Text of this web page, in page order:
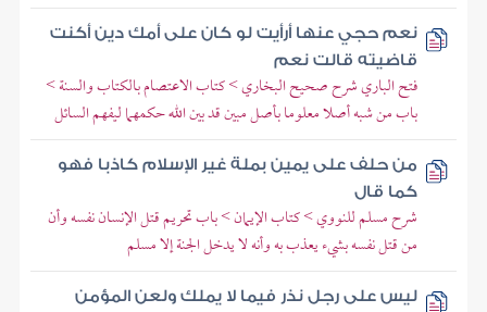
نعم حجي عنها أرأيت لو كان على أمك دين أكنت
قاضيته قالت نعم
فتح الباري شرح صحيح البخاري > كتاب الاعتصام بالكتاب والسنة >
باب من شبه أصلا معلوما بأصل مبين قد بين الله حكمهما ليفهم السائل
من حلف على يمين بملة غير الإسلام كاذبا فهو
كما قال
شرح مسلم للنووي > كتاب الإيمان > باب تحريم قتل الإنسان نفسه وأن
من قتل نفسه بشيء يعذب به وأنه لا يدخل الجنة إلا مسلم
ليس على رجل نذر فيما لا يملك ولعن المؤمن